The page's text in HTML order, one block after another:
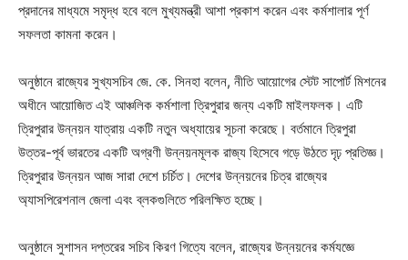
প্রদানের মাধ্যমে সমৃদ্ধ হবে বলে মুখ্যমন্ত্রী আশা প্রকাশ করেন এবং কর্মশালার পূর্ণ
সফলতা কামনা করেন।
অনুষ্ঠানে রাজ্যের সুখ্যসচিব জে. কে. সিনহা বলেন, নীতি আয়োগের স্টেট সাপোর্ট মিশনের
অধীনে আয়োজিত এই আঞ্চলিক কর্মশালা ত্রিপুরার জন্য একটি মাইলফলক। এটি
ত্রিপুরার উন্নয়ন যাত্রায় একটি নতুন অধ্যায়ের সূচনা করেছে। বর্তমানে ত্রিপুরা
উত্তর-পূর্ব ভারতের একটি অগ্রণী উন্নয়নমূলক রাজ্য হিসেবে গড়ে উঠতে দৃঢ় প্রতিজ্ঞ।
ত্রিপুরার উন্নয়ন আজ সারা দেশে চর্চিত। দেশের উন্নয়নের চিত্র রাজ্যের
অ্যাসপিরেশনাল জেলা এবং ব্লকগুলিতে পরিলক্ষিত হচ্ছে।
অনুষ্ঠানে সুশাসন দপ্তরের সচিব কিরণ গিত্যে বলেন, রাজ্যের উন্নয়নের কর্মযজ্ঞে